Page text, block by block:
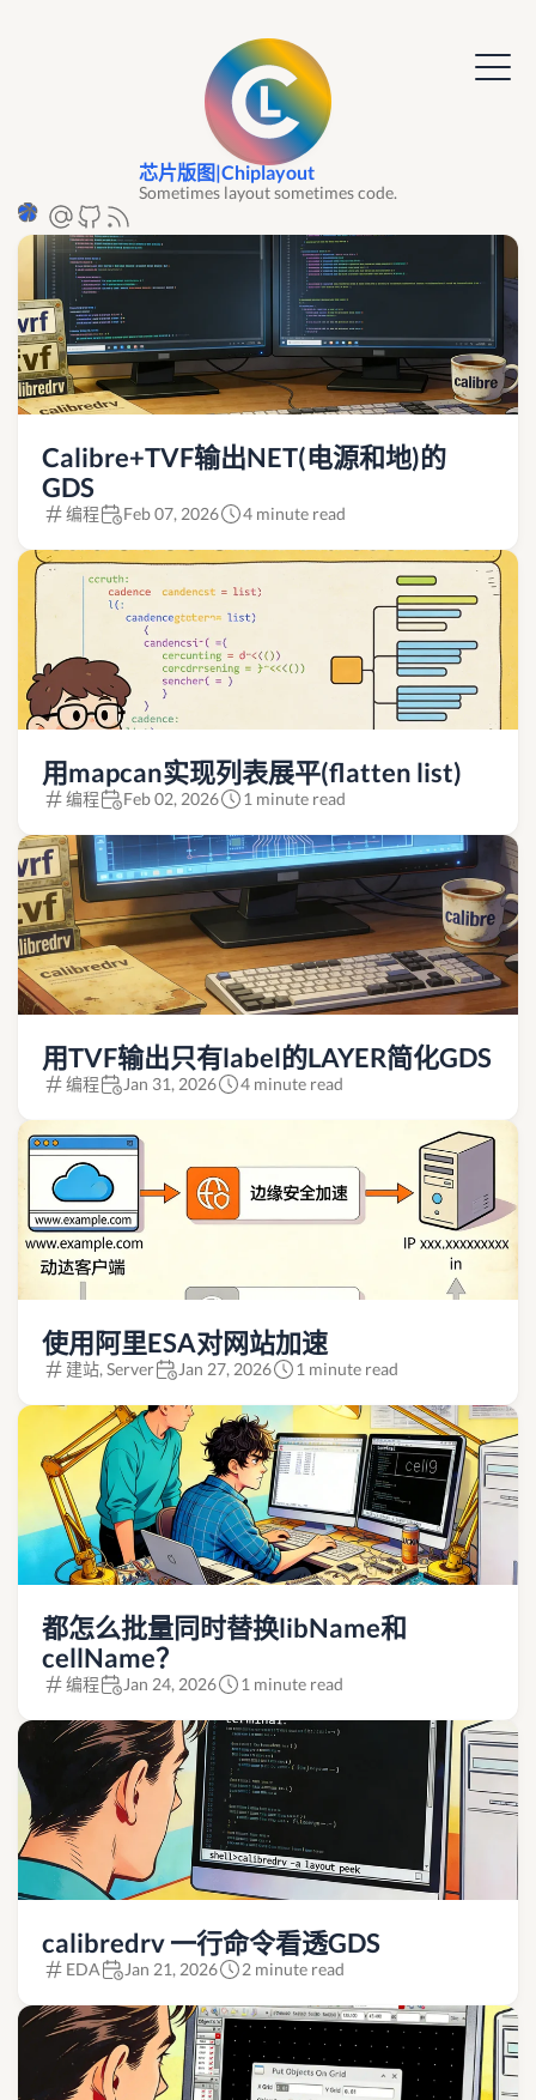
芯片版图|Chiplayout
Sometimes layout sometimes code.
Calibre+TVF输出NET(电源和地)的
GDS
编程 Feb 07, 2026 4 minute read
用mapcan实现列表展平(flatten list)
编程 Feb 02, 2026 1 minute read
用TVF输出只有label的LAYER简化GDS
编程 Jan 31, 2026 4 minute read
使用阿里ESA对网站加速
建站, Server Jan 27, 2026 1 minute read
都怎么批量同时替换libName和
cellName？
编程 Jan 24, 2026 1 minute read
calibredrv 一行命令看透GDS
EDA Jan 21, 2026 2 minute read